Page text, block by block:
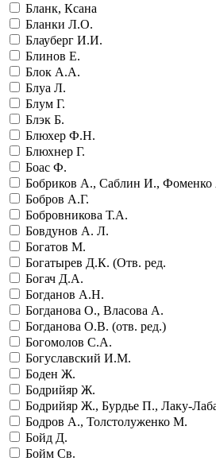
Бланк, Ксана
Бланки Л.О.
Блауберг И.И.
Блинов Е.
Блок А.А.
Блуа Л.
Блум Г.
Блэк Б.
Блюхер Ф.Н.
Блюхнер Г.
Боас Ф.
Бобриков А., Саблин И.,
Бобров А.Г.
Бобровникова Т.А.
Бовдунов А. Л.
Богатов М.
Богатырев Д.К. (Отв. ред.
Богач Д.А.
Богданов А.Н.
Богданова О., Власова А.
Богданова О.В. (отв. ред.)
Богомолов С.А.
Богуславский И.М.
Боден Ж.
Бодрийяр Ж.
Бодрийяр Ж., Бурдье П., Лаку-
Бодров А., Толстолуженко М.
Бойд Д.
Бойм Св.